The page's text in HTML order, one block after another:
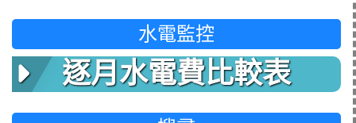
水電監控
逐月水電費比較表